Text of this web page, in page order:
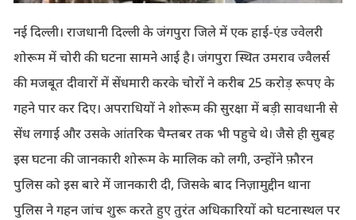
नई दिल्ली। राजधानी दिल्ली के जंगपुरा जिले में एक हाई-एंड ज्वेलरी
शोरूम में चोरी की घटना सामने आई है। जंगपुरा स्थित उमराव ज्वैलर्स
की मजबूत दीवारों में सेंधमारी करके चोरों ने करीब 25 करोड़ रूपए के
गहने पार कर दिए। अपराधियों ने शोरूम की सुरक्षा में बड़ी सावधानी से
सेंध लगाई और उसके आंतरिक चैम्तबर तक भी पहुचे थे। जैसे ही सुबह
इस घटना की जानकारी शोरूम के मालिक को लगी, उन्होंने फ़ौरन
पुलिस को इस बारे में जानकारी दी, जिसके बाद निज़ामुद्दीन थाना
पुलिस ने गहन जांच शुरू करते हुए तुरंत अधिकारियों को घटनास्थल पर